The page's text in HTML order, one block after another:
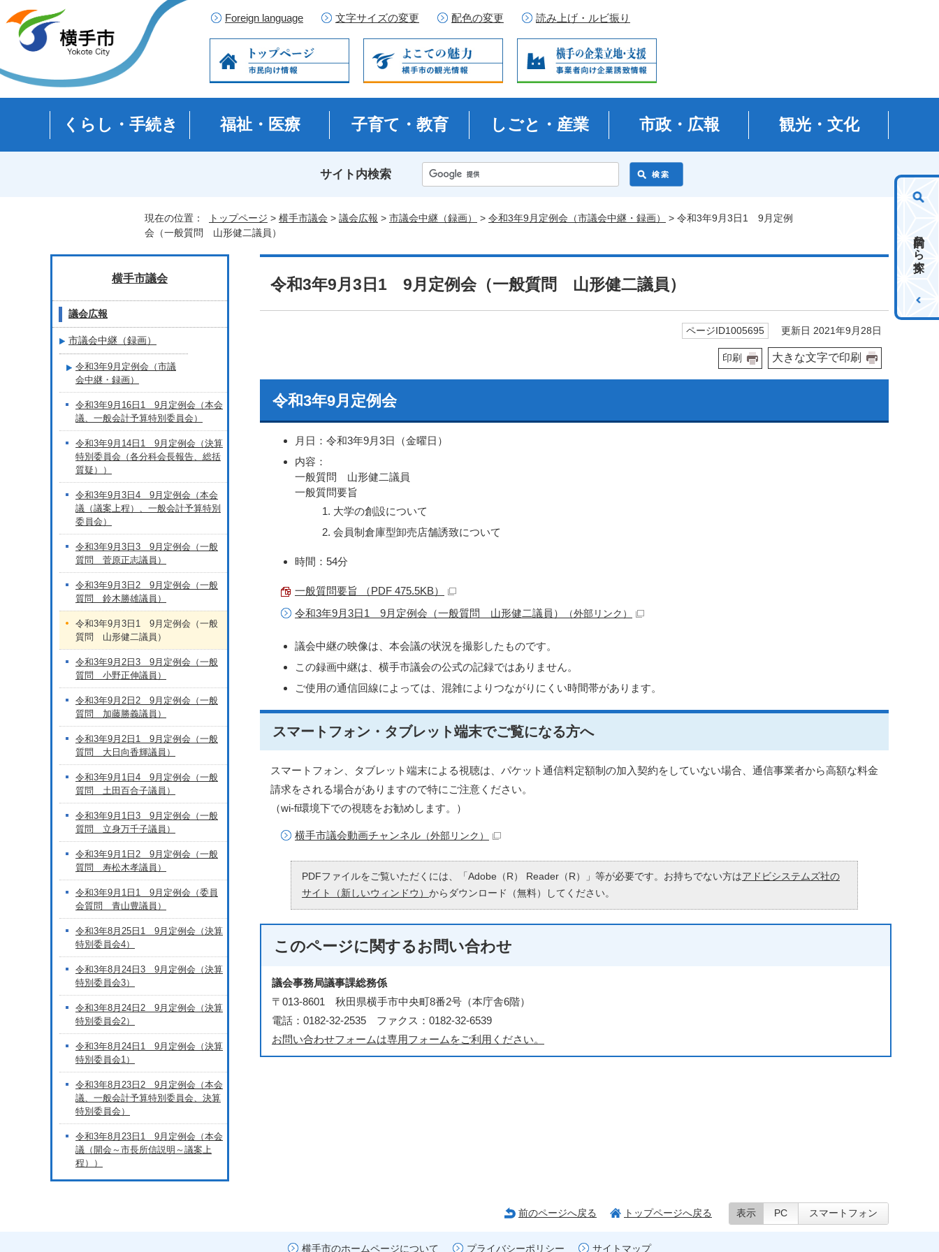
Foreign language 文字サイズの変更 配色の変更 読み上げ・ルビ振り
くらし・手続き 福祉・医療 子育て・教育 しごと・産業 市政・広報 観光・文化
サイト内検索
目的から探す
現在の位置： トップページ > 横手市議会 > 議会広報 > 市議会中継（録画） > 令和3年9月定例会（市議会中継・録画）
> 令和3年9月3日1 9月定例
会（一般質問 山形健二議員）
令和3年9月3日1 9月定例会（一般質問 山形健二議員）
ページID1005695 更新日 2021年9月28日
印刷 大きな文字で印刷
令和3年9月定例会
月日：令和3年9月3日（金曜日）
内容：
一般質問 山形健二議員
一般質問要旨
大学の創設について
会員制倉庫型卸売店舗誘致について
時間：54分
一般質問要旨 （PDF 475.5KB）
令和3年9月3日1 9月定例会（一般質問 山形健二議員）
（外部リンク）
議会中継の映像は、本会議の状況を撮影したものです。
この録画中継は、横手市議会の公式の記録ではありません。
ご使用の通信回線によっては、混雑によりつながりにくい時間帯があります。
スマートフォン・タブレット端末でご覧になる方へ
スマートフォン、タブレット端末による視聴は、パケット通信料定額制の加入契約をしていない場合、通信事業者から高額な料金
請求をされる場合がありますので特にご注意ください。
（wi-fi環境下での視聴をお勧めします。）
横手市議会動画チャンネル （外部リンク）
PDFファイルをご覧いただくには、「Adobe（R） Reader（R）」等が必要です。お持ちでない方はアドビシステムズ社の
サイト（新しいウィンドウ） からダウンロード（無料）してください。
このページに関するお問い合わせ
議会事務局議事課総務係
〒013-8601 秋田県横手市中央町8番2号（本庁舎6階）
電話：0182-32-2535 ファクス：0182-32-6539
お問い合わせフォームは専用フォームをご利用ください。
横手市議会
議会広報
市議会中継（録画）
令和3年9月定例会（市議
会中継・録画）
令和3年9月16日1 9月定例会（本会
議、一般会計予算特別委員会）
令和3年9月14日1 9月定例会（決算
特別委員会（各分科会長報告、総括
質疑））
令和3年9月3日4 9月定例会（本会
議（議案上程）、一般会計予算特別
委員会）
令和3年9月3日3 9月定例会（一般
質問 菅原正志議員）
令和3年9月3日2 9月定例会（一般
質問 鈴木勝雄議員）
令和3年9月3日1 9月定例会（一般
質問 山形健二議員）
令和3年9月2日3 9月定例会（一般
質問 小野正伸議員）
令和3年9月2日2 9月定例会（一般
質問 加藤勝義議員）
令和3年9月2日1 9月定例会（一般
質問 大日向香輝議員）
令和3年9月1日4 9月定例会（一般
質問 土田百合子議員）
令和3年9月1日3 9月定例会（一般
質問 立身万千子議員）
令和3年9月1日2 9月定例会（一般
質問 寿松木孝議員）
令和3年9月1日1 9月定例会（委員
会質問 青山豊議員）
令和3年8月25日1 9月定例会（決算
特別委員会4）
令和3年8月24日3 9月定例会（決算
特別委員会3）
令和3年8月24日2 9月定例会（決算
特別委員会2）
令和3年8月24日1 9月定例会（決算
特別委員会1）
令和3年8月23日2 9月定例会（本会
議、一般会計予算特別委員会、決算
特別委員会）
令和3年8月23日1 9月定例会（本会
議（開会～市長所信説明～議案上
程））
前のページへ戻る トップページへ戻る 表示 PC スマートフォン
横手市のホームページについて プライバシーポリシー サイトマップ